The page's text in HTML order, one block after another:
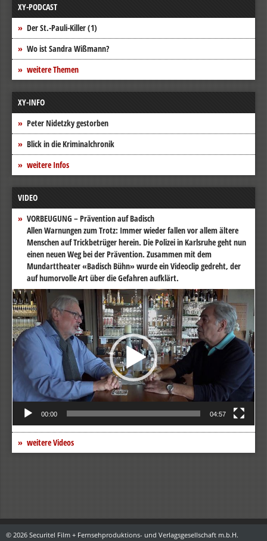
XY-PODCAST
Der St.-Pauli-Killer (1)
Wo ist Sandra Wißmann?
weitere Themen
XY-INFO
Peter Nidetzky gestorben
Blick in die Kriminalchronik
weitere Infos
VIDEO
VORBEUGUNG – Prävention auf Badisch
Allen Warnungen zum Trotz: Immer wieder fallen vor allem ältere
Menschen auf Trickbetrüger herein. Die Polizei in Karlsruhe geht nun
einen neuen Weg bei der Prävention. Zusammen mit dem
Mundarttheater «Badisch Bühn» wurde ein Videoclip gedreht, der
auf humorvolle Art über die Gefahren aufklärt.
Video-
Player
00:00 04:57
weitere Videos
© 2026 Securitel Film + Fernsehproduktions- und Verlagsgesellschaft m.b.H.